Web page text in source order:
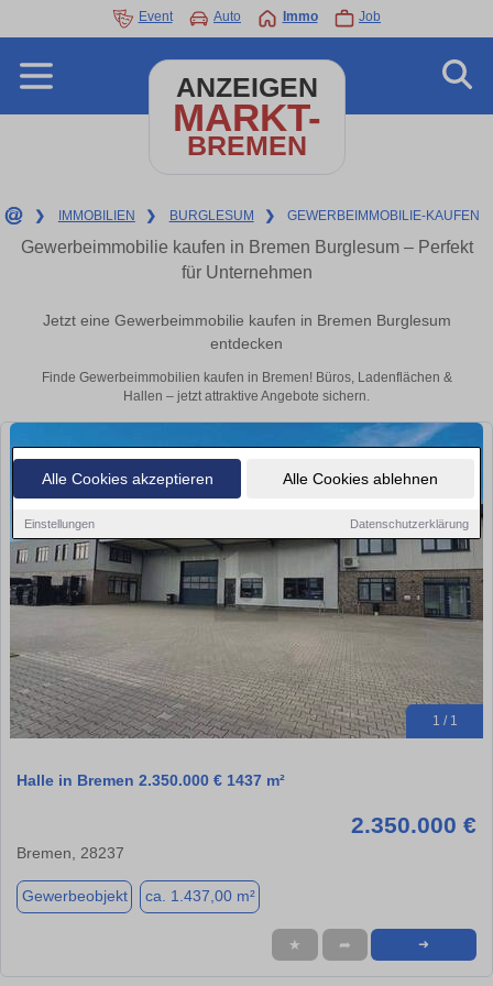
Alle Cookies akzeptieren Alle Cookies ablehnen
Einstellungen Datenschutzerklärung
Event Auto Immo Job
ANZEIGEN
MARKT-
BREMEN
❯ IMMOBILIEN ❯ BURGLESUM ❯ GEWERBEIMMOBILIE-KAUFEN
Gewerbeimmobilie kaufen in Bremen Burglesum – Perfekt
für Unternehmen
Jetzt eine Gewerbeimmobilie kaufen in Bremen Burglesum
entdecken
Finde Gewerbeimmobilien kaufen in Bremen! Büros, Ladenflächen &
Hallen – jetzt attraktive Angebote sichern.
1 / 1
Halle in Bremen 2.350.000 € 1437 m²
2.350.000 €
Bremen, 28237
Gewerbeobjekt ca. 1.437,00 m²
★ ➦ ➜